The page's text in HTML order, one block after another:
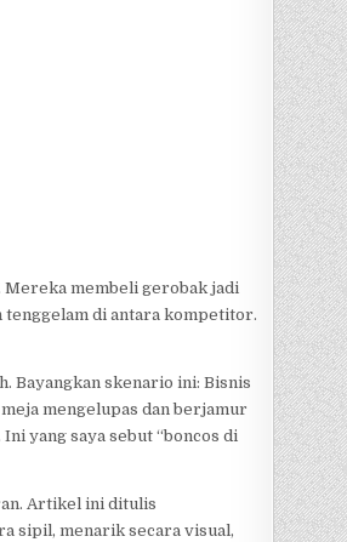
Mereka membeli gerobak jadi
tenggelam di antara kompetitor.
Bayangkan skenario ini: Bisnis
mengelupas dan berjamur
yang saya sebut “boncos di
Artikel ini ditulis
sipil, menarik secara visual,